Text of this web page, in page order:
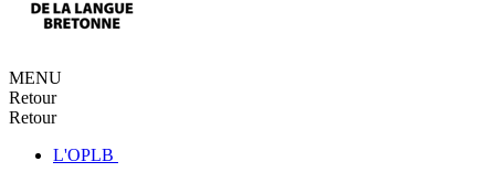
MENU
Retour
Retour
L'OPLB